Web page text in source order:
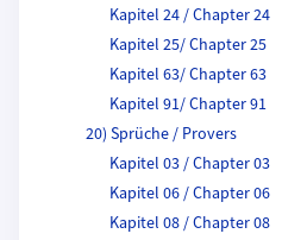
Kapitel 24 / Chapter 24
Kapitel 25/ Chapter 25
Kapitel 63/ Chapter 63
Kapitel 91/ Chapter 91
20) Sprüche / Provers
Kapitel 03 / Chapter 03
Kapitel 06 / Chapter 06
Kapitel 08 / Chapter 08